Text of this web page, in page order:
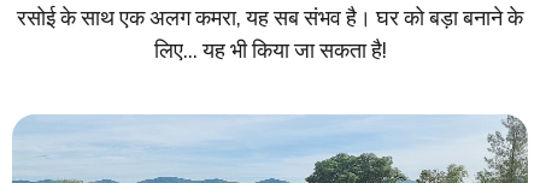
रसोई के साथ एक अलग कमरा, यह सब संभव है। घर को बड़ा बनाने के
लिए... यह भी किया जा सकता है!